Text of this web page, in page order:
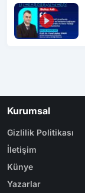
Kurumsal
Gizlilik Politikası
İletişim
Künye
Yazarlar